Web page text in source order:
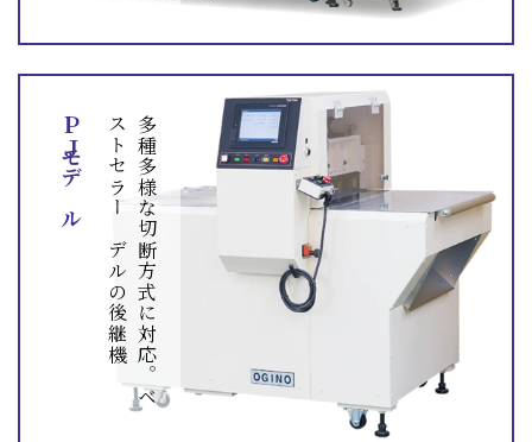
多
種
多
様
な
切
断
方
式
に
対
応
。
ベ
ス
ト
セ
ラ
ー
モ
デ
ル
の
後
継
機
ＰＪモデル